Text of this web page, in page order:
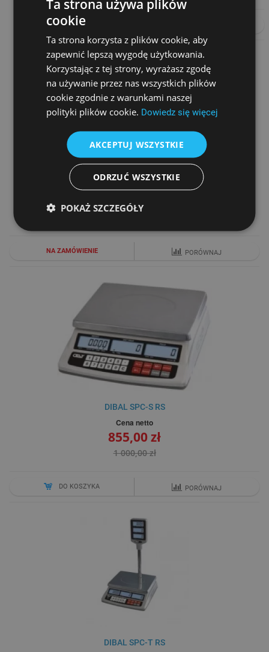
DO KOSZYKA
DIBAL SPC-T
Cena netto
900,00 zł
NA ZAMÓWIENIE PORÓWNAJ
DIBAL SPC-S RS
Cena netto
855,00 zł
1 000,00 zł
DO KOSZYKA PORÓWNAJ
DIBAL SPC-T RS
Ta strona używa plików
cookie
Ta strona korzysta z plików cookie, aby
zapewnić lepszą wygodę użytkowania.
Korzystając z tej strony, wyrażasz zgodę
na używanie przez nas wszystkich plików
cookie zgodnie z warunkami naszej
polityki plików cookie. Dowiedz się więcej
AKCEPTUJ WSZYSTKIE
ODRZUĆ WSZYSTKIE
POKAŻ SZCZEGÓŁY